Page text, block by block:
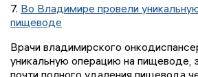
7. Во Владимире провели
пищеводе
Врачи владимирского
уникальную операцию на пищеводе,
почти полного удаления пищевода